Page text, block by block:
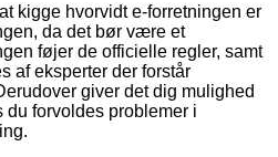
kigge hvorvidt e-forretningen er
da det bør være et
føjer de officielle regler, samt
af eksperter der forstår
giver det dig mulighed
forvoldes problemer i